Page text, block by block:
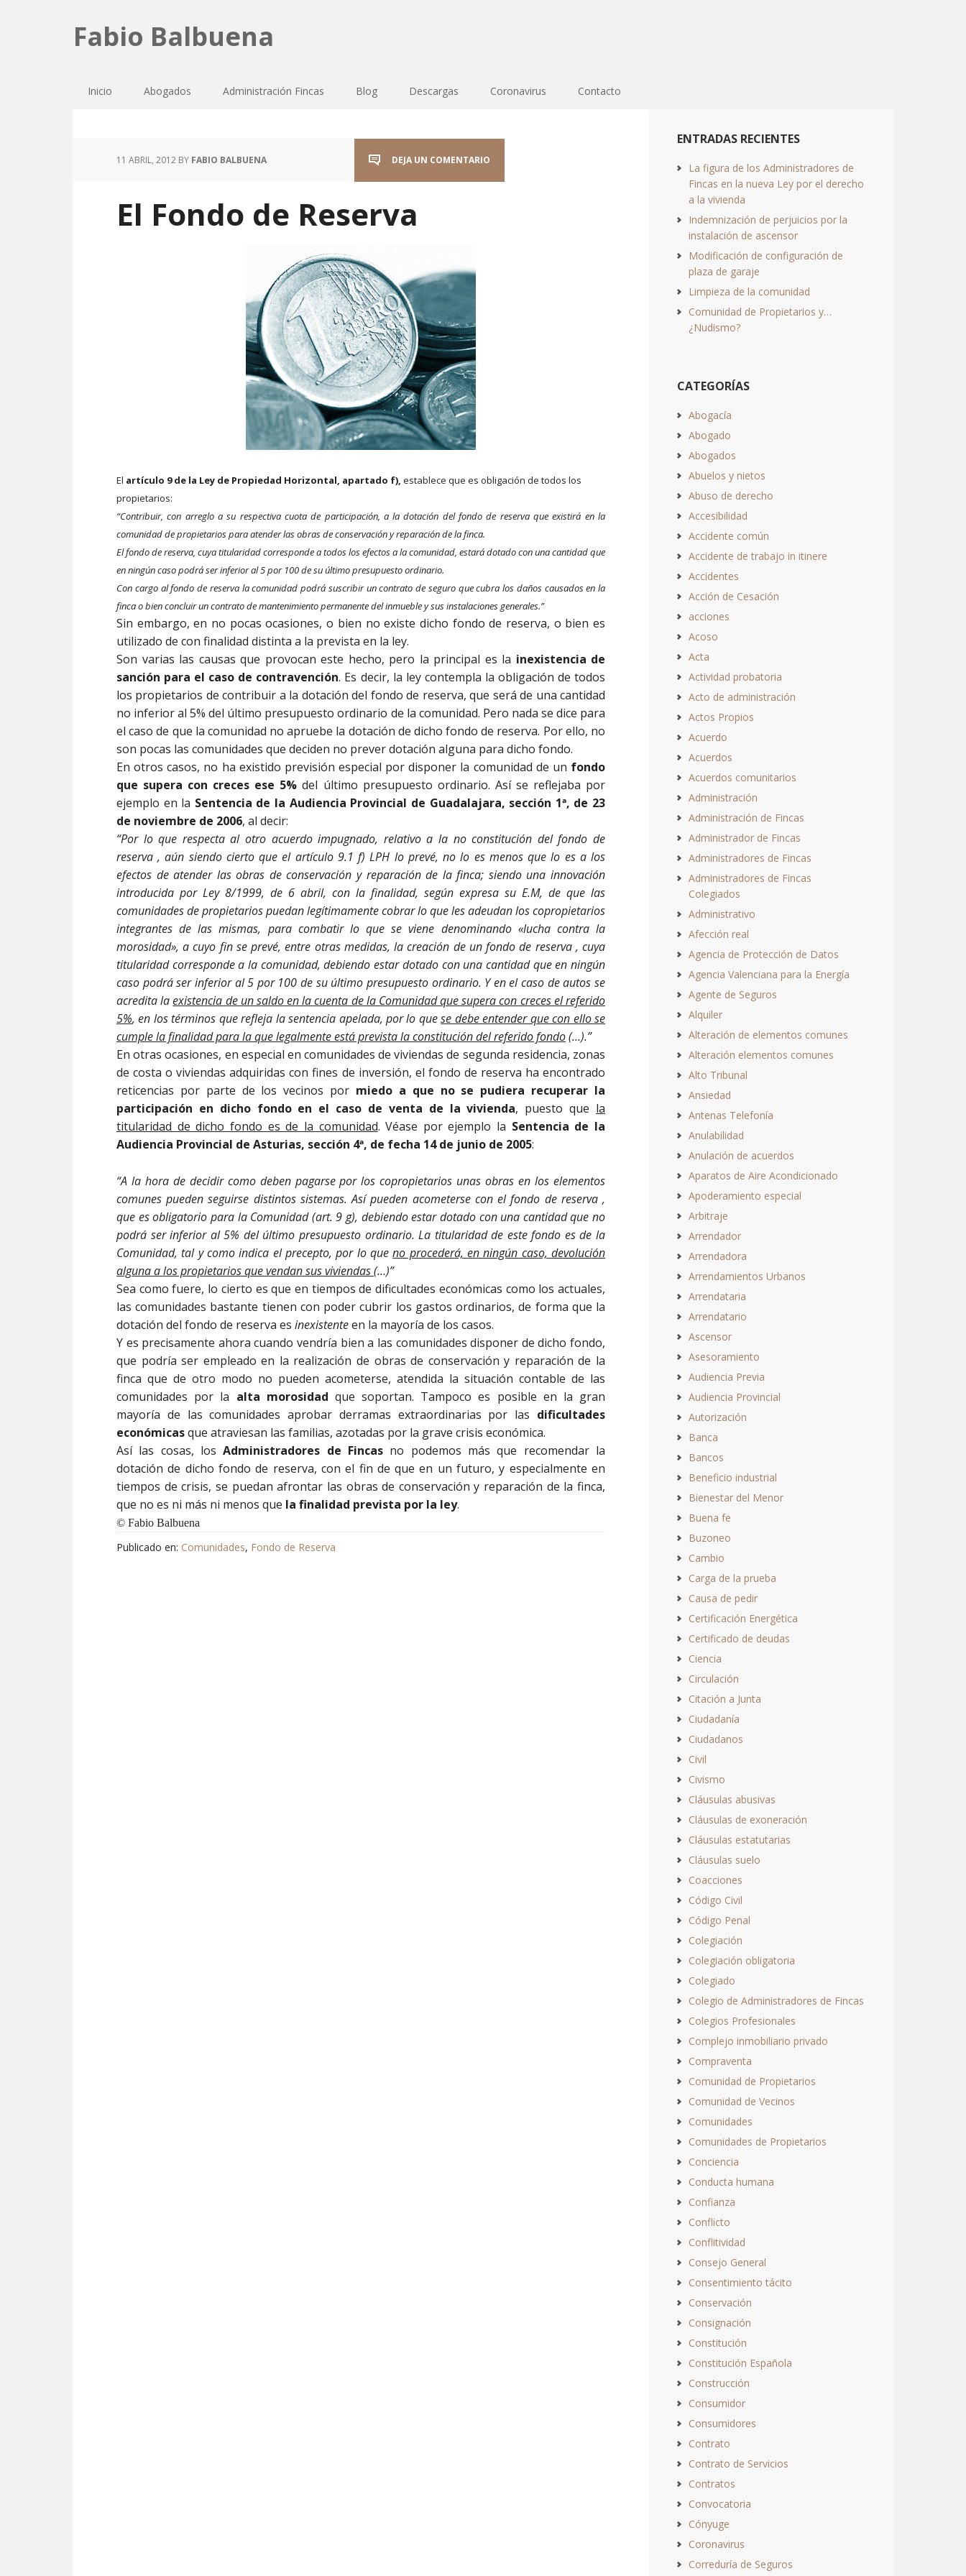
Fabio Balbuena
Inicio Abogados Administración Fincas Blog Descargas Coronavirus Contacto
11 ABRIL, 2012 BY FABIO BALBUENA DEJA UN COMENTARIO
El Fondo de Reserva
El artículo 9 de la Ley de Propiedad Horizontal, apartado f), establece que es obligación de todos los
propietarios:
“Contribuir, con arreglo a su respectiva cuota de participación, a la dotación del fondo de reserva que existirá en la
comunidad de propietarios para atender las obras de conservación y reparación de la finca.
El fondo de reserva, cuya titularidad corresponde a todos los efectos a la comunidad, estará dotado con una cantidad que
en ningún caso podrá ser inferior al 5 por 100 de su último presupuesto ordinario.
Con cargo al fondo de reserva la comunidad podrá suscribir un contrato de seguro que cubra los daños causados en la
finca o bien concluir un contrato de mantenimiento permanente del inmueble y sus instalaciones generales.”
Sin embargo, en no pocas ocasiones, o bien no existe dicho fondo de reserva, o bien es
utilizado de con finalidad distinta a la prevista en la ley.
Son varias las causas que provocan este hecho, pero la principal es la inexistencia de
sanción para el caso de contravención. Es decir, la ley contempla la obligación de todos
los propietarios de contribuir a la dotación del fondo de reserva, que será de una cantidad
no inferior al 5% del último presupuesto ordinario de la comunidad. Pero nada se dice para
el caso de que la comunidad no apruebe la dotación de dicho fondo de reserva. Por ello, no
son pocas las comunidades que deciden no prever dotación alguna para dicho fondo.
En otros casos, no ha existido previsión especial por disponer la comunidad de un fondo
que supera con creces ese 5% del último presupuesto ordinario. Así se reflejaba por
ejemplo en la Sentencia de la Audiencia Provincial de Guadalajara, sección 1ª, de 23
de noviembre de 2006, al decir:
“Por lo que respecta al otro acuerdo impugnado, relativo a la no constitución del fondo de
reserva , aún siendo cierto que el artículo 9.1 f) LPH lo prevé, no lo es menos que lo es a los
efectos de atender las obras de conservación y reparación de la finca; siendo una innovación
introducida por Ley 8/1999, de 6 abril, con la finalidad, según expresa su E.M, de que las
comunidades de propietarios puedan legítimamente cobrar lo que les adeudan los copropietarios
integrantes de las mismas, para combatir lo que se viene denominando «lucha contra la
morosidad», a cuyo fin se prevé, entre otras medidas, la creación de un fondo de reserva , cuya
titularidad corresponde a la comunidad, debiendo estar dotado con una cantidad que en ningún
caso podrá ser inferior al 5 por 100 de su último presupuesto ordinario. Y en el caso de autos se
acredita laexistencia de un saldo en la cuenta de la Comunidad que supera con creces el referido
5%, en los términos que refleja la sentencia apelada, por lo quese debe entender que con ello se
cumple la finalidad para la que legalmente está prevista la constitución del referido fondo(…).”
En otras ocasiones, en especial en comunidades de viviendas de segunda residencia, zonas
de costa o viviendas adquiridas con fines de inversión, el fondo de reserva ha encontrado
reticencias por parte de los vecinos por miedo a que no se pudiera recuperar la
participación en dicho fondo en el caso de venta de la vivienda, puesto que la
titularidad de dicho fondo es de la comunidad. Véase por ejemplo la Sentencia de la
Audiencia Provincial de Asturias, sección 4ª, de fecha 14 de junio de 2005:
“A la hora de decidir como deben pagarse por los copropietarios unas obras en los elementos
comunes pueden seguirse distintos sistemas. Así pueden acometerse con el fondo de reserva ,
que es obligatorio para la Comunidad (art. 9 g), debiendo estar dotado con una cantidad que no
podrá ser inferior al 5% del último presupuesto ordinario. La titularidad de este fondo es de la
Comunidad, tal y como indica el precepto, por lo queno procederá, en ningún caso, devolución
alguna a los propietarios que vendan sus viviendas(…)”
Sea como fuere, lo cierto es que en tiempos de dificultades económicas como los actuales,
las comunidades bastante tienen con poder cubrir los gastos ordinarios, de forma que la
dotación del fondo de reserva es inexistenteen la mayoría de los casos.
Y es precisamente ahora cuando vendría bien a las comunidades disponer de dicho fondo,
que podría ser empleado en la realización de obras de conservación y reparación de la
finca que de otro modo no pueden acometerse, atendida la situación contable de las
comunidades por la alta morosidad que soportan. Tampoco es posible en la gran
mayoría de las comunidades aprobar derramas extraordinarias por las dificultades
económicasque atraviesan las familias, azotadas por la grave crisis económica.
Así las cosas, losAdministradores de Fincas no podemos más que recomendar la
dotación de dicho fondo de reserva, con el fin de que en un futuro, y especialmente en
tiempos de crisis, se puedan afrontar las obras de conservación y reparación de la finca,
que no es ni más ni menos que la finalidad prevista por la ley.
© Fabio Balbuena
Publicado en: Comunidades, Fondo de Reserva
ENTRADAS RECIENTES
La figura de los Administradores de
Fincas en la nueva Ley por el derecho
a la vivienda
Indemnización de perjuicios por la
instalación de ascensor
Modificación de configuración de
plaza de garaje
Limpieza de la comunidad
Comunidad de Propietarios y…
¿Nudismo?
CATEGORÍAS
Abogacía
Abogado
Abogados
Abuelos y nietos
Abuso de derecho
Accesibilidad
Accidente común
Accidente de trabajo in itinere
Accidentes
Acción de Cesación
acciones
Acoso
Acta
Actividad probatoria
Acto de administración
Actos Propios
Acuerdo
Acuerdos
Acuerdos comunitarios
Administración
Administración de Fincas
Administrador de Fincas
Administradores de Fincas
Administradores de Fincas
Colegiados
Administrativo
Afección real
Agencia de Protección de Datos
Agencia Valenciana para la Energía
Agente de Seguros
Alquiler
Alteración de elementos comunes
Alteración elementos comunes
Alto Tribunal
Ansiedad
Antenas Telefonía
Anulabilidad
Anulación de acuerdos
Aparatos de Aire Acondicionado
Apoderamiento especial
Arbitraje
Arrendador
Arrendadora
Arrendamientos Urbanos
Arrendataria
Arrendatario
Ascensor
Asesoramiento
Audiencia Previa
Audiencia Provincial
Autorización
Banca
Bancos
Beneficio industrial
Bienestar del Menor
Buena fe
Buzoneo
Cambio
Carga de la prueba
Causa de pedir
Certificación Energética
Certificado de deudas
Ciencia
Circulación
Citación a Junta
Ciudadanía
Ciudadanos
Civil
Civismo
Cláusulas abusivas
Cláusulas de exoneración
Cláusulas estatutarias
Cláusulas suelo
Coacciones
Código Civil
Código Penal
Colegiación
Colegiación obligatoria
Colegiado
Colegio de Administradores de Fincas
Colegios Profesionales
Complejo inmobiliario privado
Compraventa
Comunidad de Propietarios
Comunidad de Vecinos
Comunidades
Comunidades de Propietarios
Conciencia
Conducta humana
Confianza
Conflicto
Conflitividad
Consejo General
Consentimiento tácito
Conservación
Consignación
Constitución
Constitución Española
Construcción
Consumidor
Consumidores
Contrato
Contrato de Servicios
Contratos
Convocatoria
Cónyuge
Coronavirus
Correduría de Seguros